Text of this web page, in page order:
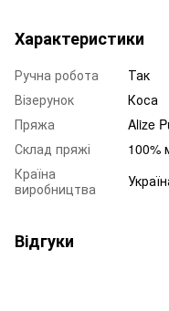
Характеристики
Ручна робота
Так
Візерунок
Коса
Пряжа
Alize
Склад пряжі
100%
Країна
виробництва
Відгуки